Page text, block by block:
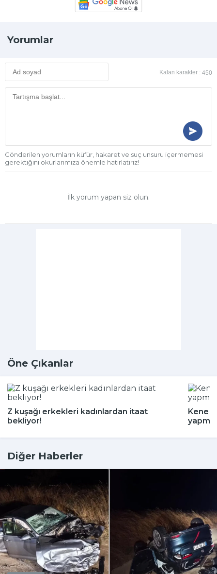
Yorumlar
Kalan karakter : 450
Gönderilen yorumların küfür, hakaret ve suç unsuru içermemesi
gerektiğini okurlarımıza önemle hatırlatırız!
İlk yorum yapan siz olun.
Öne Çıkanlar
Z kuşağı erkekleri kadınlardan itaat
bekliyor!
Kene
Diğer Haberler